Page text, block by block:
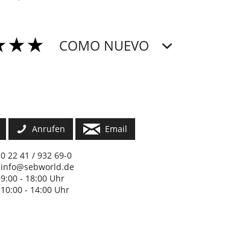
COMO NUEVO
Anrufen Email
0 22 41 / 932 69-0
info@sebworld.de
9:00 - 18:00 Uhr
10:00 - 14:00 Uhr